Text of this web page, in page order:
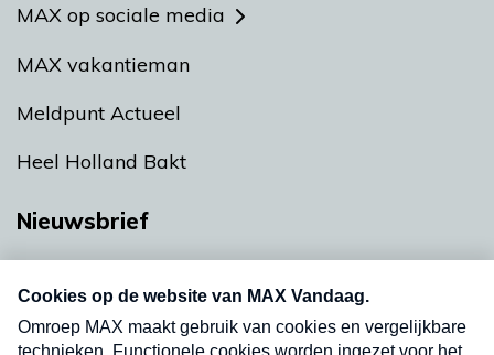
MAX op sociale media
MAX vakantieman
Meldpunt Actueel
Heel Holland Bakt
Nieuwsbrief
nieuwsbrief. Elke vrijdag- en dinsdagochtend in
uw mailbox.